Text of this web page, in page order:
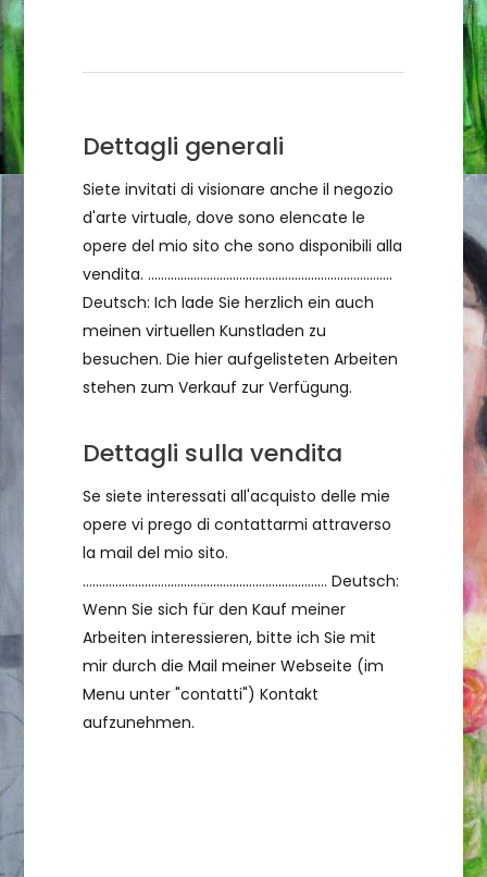
Dettagli generali
Siete invitati di visionare anche il negozio
d'arte virtuale, dove sono elencate le
opere del mio sito che sono disponibili alla
vendita. ...........................................................................
Deutsch: Ich lade Sie herzlich ein auch
meinen virtuellen Kunstladen zu
besuchen. Die hier aufgelisteten Arbeiten
stehen zum Verkauf zur Verfügung.
Dettagli sulla vendita
Se siete interessati all'acquisto delle mie
opere vi prego di contattarmi attraverso
la mail del mio sito.
........................................................................... Deutsch:
Wenn Sie sich für den Kauf meiner
Arbeiten interessieren, bitte ich Sie mit
mir durch die Mail meiner Webseite (im
Menu unter "contatti") Kontakt
aufzunehmen.